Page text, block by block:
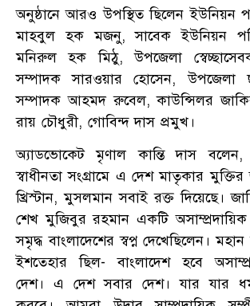
অনুষ্ঠানে আরও উপস্থিত ছিলেন ইউনিয়ন
মাহবুল হক মজনু, সাবেক ইউনিয়ন
মনিরুল হক মিঠু, উপজেলা
সম্পাদক সারওয়ার হোসেন, উপজেলা
সম্পাদক আহমদ রুবেল, কাউন্সিলর
রায় চৌধুরী, গোবিন্দ দাস প্রমুখ।
অ্যাডভোকেট মৃণাল কান্তি দাস
স্বাধীনতা সংগ্রামে এ দেশ মাতৃকার
খ্রিস্টান, মুসলমান সবাই রক্ত দিয়েছে।
শেখ মুজিবুর রহমান একটি অসাম্প্রদায়িক
সমৃদ্ধ বাংলাদেশের স্বপ্ন দেখেছিলেন। মহান
ইশতেহার ছিল- বাংলাদেশ হবে
দেশ। এ দেশ সবার দেশ। যার যার